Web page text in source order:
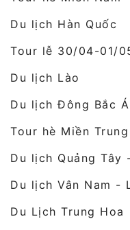
Du lịch Hàn Quốc
Tour lễ 30/04-01/
Du lịch Lào
Du lịch Đông Bắc Á
Tour hè Miền Trung
Du lịch Quảng Tây
Du lịch Vân Nam -
Du Lịch Trung Hoa